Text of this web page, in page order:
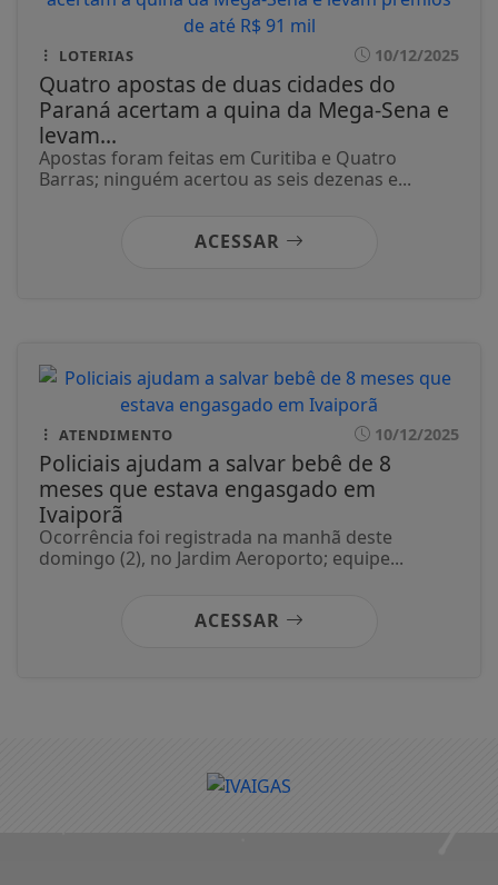
LOTERIAS 10/12/2025
Quatro apostas de duas cidades do
Paraná acertam a quina da Mega-Sena e
levam...
Apostas foram feitas em Curitiba e Quatro
Barras; ninguém acertou as seis dezenas e...
ACESSAR
ATENDIMENTO 10/12/2025
Policiais ajudam a salvar bebê de 8
meses que estava engasgado em
Ivaiporã
Ocorrência foi registrada na manhã deste
domingo (2), no Jardim Aeroporto; equipe...
ACESSAR